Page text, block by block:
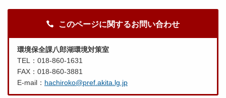
このページに関するお問い合わせ
環境保全課八郎湖環境対策室
TEL：018-860-1631
FAX：018-860-3881
E-mail： hachiroko@pref.akita.lg.jp